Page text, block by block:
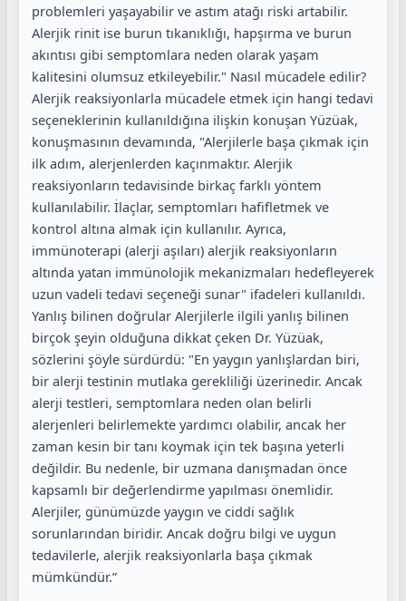
problemleri yaşayabilir ve astım atağı riski artabilir.
Alerjik rinit ise burun tıkanıklığı, hapşırma ve burun
akıntısı gibi semptomlara neden olarak yaşam
kalitesini olumsuz etkileyebilir." Nasıl mücadele edilir?
Alerjik reaksiyonlarla mücadele etmek için hangi tedavi
seçeneklerinin kullanıldığına ilişkin konuşan Yüzüak,
konuşmasının devamında, "Alerjilerle başa çıkmak için
ilk adım, alerjenlerden kaçınmaktır. Alerjik
reaksiyonların tedavisinde birkaç farklı yöntem
kullanılabilir. İlaçlar, semptomları hafifletmek ve
kontrol altına almak için kullanılır. Ayrıca,
immünoterapi (alerji aşıları) alerjik reaksiyonların
altında yatan immünolojik mekanizmaları hedefleyerek
uzun vadeli tedavi seçeneği sunar" ifadeleri kullanıldı.
Yanlış bilinen doğrular Alerjilerle ilgili yanlış bilinen
birçok şeyin olduğuna dikkat çeken Dr. Yüzüak,
sözlerini şöyle sürdürdü: "En yaygın yanlışlardan biri,
bir alerji testinin mutlaka gerekliliği üzerinedir. Ancak
alerji testleri, semptomlara neden olan belirli
alerjenleri belirlemekte yardımcı olabilir, ancak her
zaman kesin bir tanı koymak için tek başına yeterli
değildir. Bu nedenle, bir uzmana danışmadan önce
kapsamlı bir değerlendirme yapılması önemlidir.
Alerjiler, günümüzde yaygın ve ciddi sağlık
sorunlarından biridir. Ancak doğru bilgi ve uygun
tedavilerle, alerjik reaksiyonlarla başa çıkmak
mümkündür.”